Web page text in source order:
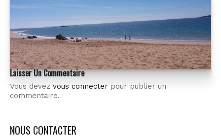
Laisser Un Commentaire
Vous devez vous connecter pour publier un
commentaire.
NOUS CONTACTER